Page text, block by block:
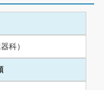
科）